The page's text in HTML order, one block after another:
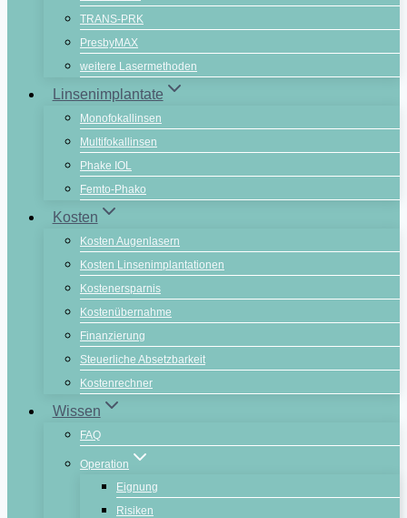
TRANS-PRK
PresbyMAX
weitere Lasermethoden
Linsenimplantate
Monofokallinsen
Multifokallinsen
Phake IOL
Femto-Phako
Kosten
Kosten Augenlasern
Kosten Linsenimplantationen
Kostenersparnis
Kostenübernahme
Finanzierung
Steuerliche Absetzbarkeit
Kostenrechner
Wissen
FAQ
Operation
Eignung
Risiken